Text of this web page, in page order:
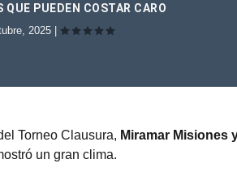
PUEDEN COSTAR CARO
2025 |
Torneo Clausura, Miramar Misiones
un gran clima.